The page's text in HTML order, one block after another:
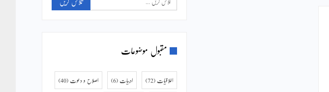
مقبول موضوعات
اخلاقیات (72) ادبیات (6) اصلاح و دعوت (40)